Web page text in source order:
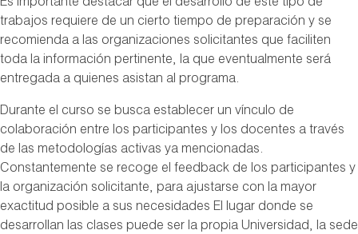
Es importante destacar que el desarrollo de este tipo de
trabajos requiere de un cierto tiempo de preparación y se
recomienda a las organizaciones solicitantes que faciliten
toda la información pertinente, la que eventualmente será
entregada a quienes asistan al programa.
Durante el curso se busca establecer un vínculo de
colaboración entre los participantes y los docentes a través
de las metodologías activas ya mencionadas.
Constantemente se recoge el feedback de los participantes y
la organización solicitante, para ajustarse con la mayor
exactitud posible a sus necesidades El lugar donde se
desarrollan las clases puede ser la propia Universidad, la sede